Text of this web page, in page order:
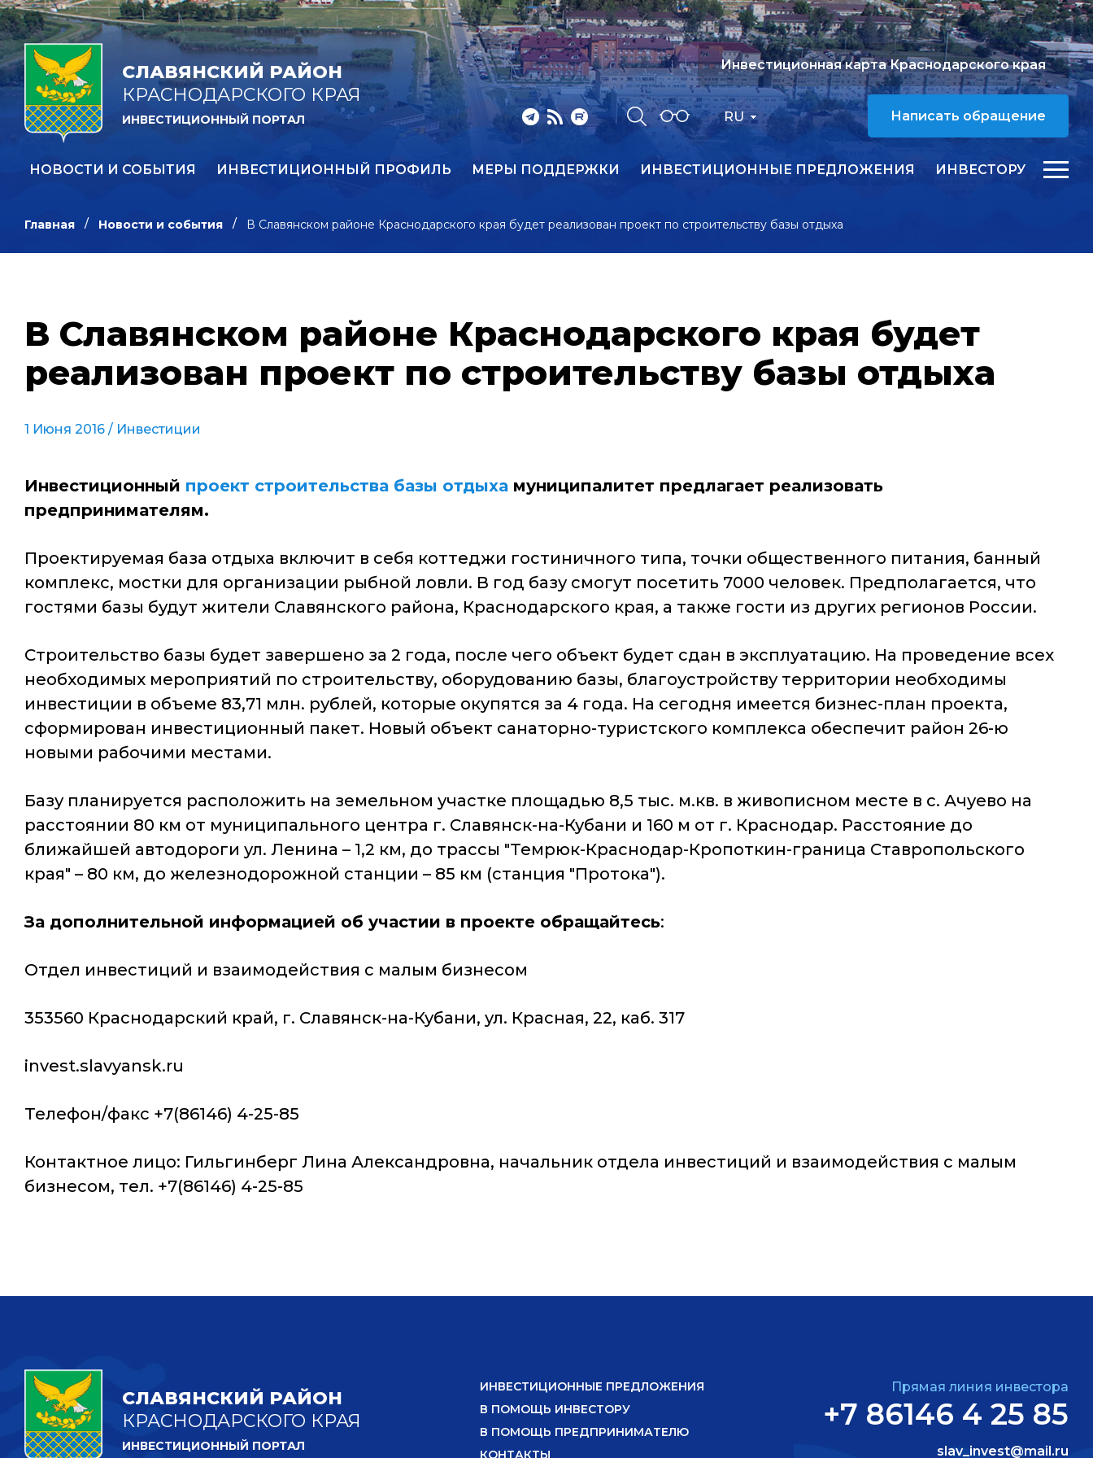
СЛАВЯНСКИЙ РАЙОН
КРАСНОДАРСКОГО КРАЯ
ИНВЕСТИЦИОННЫЙ ПОРТАЛ RU
Инвестиционная карта Краснодарского края
Написать обращение
НОВОСТИ И СОБЫТИЯ ИНВЕСТИЦИОННЫЙ ПРОФИЛЬ МЕРЫ ПОДДЕРЖКИ ИНВЕСТИЦИОННЫЕ ПРЕДЛОЖЕНИЯ ИНВЕСТОРУ
Главная Новости и события В Славянском районе Краснодарского края будет реализован проект по строительству базы отдыха
В Славянском районе Краснодарского края будет
реализован проект по строительству базы отдыха
1 Июня 2016 / Инвестиции
Инвестиционный проект строительства базы отдыха муниципалитет предлагает реализовать
предпринимателям.
Проектируемая база отдыха включит в себя коттеджи гостиничного типа, точки общественного питания, банный
комплекс, мостки для организации рыбной ловли. В год базу смогут посетить 7000 человек. Предполагается, что
гостями базы будут жители Славянского района, Краснодарского края, а также гости из других регионов России.
Строительство базы будет завершено за 2 года, после чего объект будет сдан в эксплуатацию. На проведение всех
необходимых мероприятий по строительству, оборудованию базы, благоустройству территории необходимы
инвестиции в объеме 83,71 млн. рублей, которые окупятся за 4 года. На сегодня имеется бизнес-план проекта,
сформирован инвестиционный пакет. Новый объект санаторно-туристского комплекса обеспечит район 26-ю
новыми рабочими местами.
Базу планируется расположить на земельном участке площадью 8,5 тыс. м.кв. в живописном месте в с. Ачуево на
расстоянии 80 км от муниципального центра г. Славянск-на-Кубани и 160 м от г. Краснодар. Расстояние до
ближайшей автодороги ул. Ленина – 1,2 км, до трассы "Темрюк-Краснодар-Кропоткин-граница Ставропольского
края" – 80 км, до железнодорожной станции – 85 км (станция "Протока").
За дополнительной информацией об участии в проекте обращайтесь:
Отдел инвестиций и взаимодействия с малым бизнесом
353560 Краснодарский край, г. Славянск-на-Кубани, ул. Красная, 22, каб. 317
invest.slavyansk.ru
Телефон/факс +7(86146) 4-25-85
Контактное лицо: Гильгинберг Лина Александровна, начальник отдела инвестиций и взаимодействия с малым
бизнесом, тел. +7(86146) 4-25-85
СЛАВЯНСКИЙ РАЙОН
КРАСНОДАРСКОГО КРАЯ
ИНВЕСТИЦИОННЫЙ ПОРТАЛ
ИНВЕСТИЦИОННЫЕ ПРЕДЛОЖЕНИЯ
В ПОМОЩЬ ИНВЕСТОРУ
В ПОМОЩЬ ПРЕДПРИНИМАТЕЛЮ
КОНТАКТЫ
Прямая линия инвестора
+7 86146 4 25 85
slav_invest@mail.ru